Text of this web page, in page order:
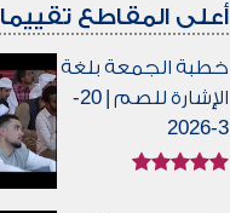
أعلى المقاطع تقييما
خطبة الجمعة بلغة
الإشارة للصم | 20-
3-2026